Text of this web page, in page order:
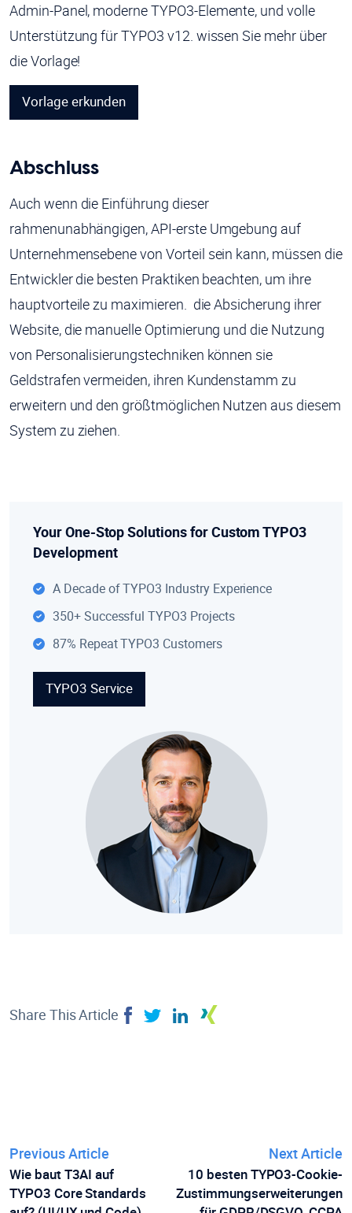
Admin-Panel, moderne TYPO3-Elemente, und volle
Unterstützung für TYPO3 v12. wissen Sie mehr über
die Vorlage!
Vorlage erkunden
Abschluss
Auch wenn die Einführung dieser
rahmenunabhängigen, API-erste Umgebung auf
Unternehmensebene von Vorteil sein kann, müssen die
Entwickler die besten Praktiken beachten, um ihre
hauptvorteile zu maximieren. die Absicherung ihrer
Website, die manuelle Optimierung und die Nutzung
von Personalisierungstechniken können sie
Geldstrafen vermeiden, ihren Kundenstamm zu
erweitern und den größtmöglichen Nutzen aus diesem
System zu ziehen.
Your One-Stop Solutions for Custom TYPO3
Development
A Decade of TYPO3 Industry Experience
350+ Successful TYPO3 Projects
87% Repeat TYPO3 Customers
TYPO3 Service
Share This Article
Previous Article
Wie baut T3AI auf
TYPO3 Core Standards
Next Article
10 besten TYPO3-Cookie-
Zustimmungserweiterungen